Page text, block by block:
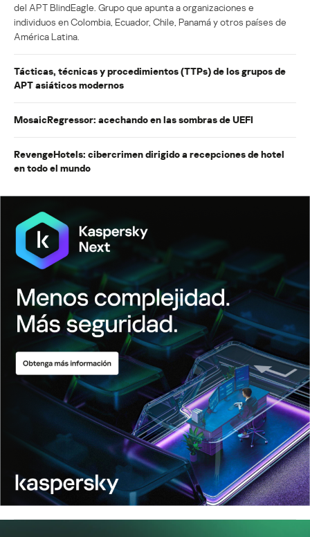
del APT BlindEagle. Grupo que apunta a organizaciones e
individuos en Colombia, Ecuador, Chile, Panamá y otros países de
América Latina.
Tácticas, técnicas y procedimientos (TTPs) de los grupos de
APT asiáticos modernos
MosaicRegressor: acechando en las sombras de UEFI
RevengeHotels: cibercrimen dirigido a recepciones de hotel
en todo el mundo